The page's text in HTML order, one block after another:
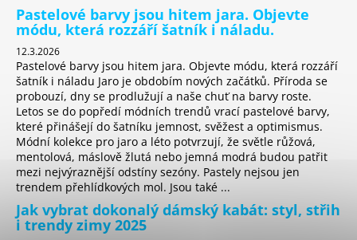
Pastelové barvy jsou hitem jara. Objevte
módu, která rozzáří šatník i náladu.
12.3.2026
Pastelové barvy jsou hitem jara. Objevte módu, která rozzáří
šatník i náladu Jaro je obdobím nových začátků. Příroda se
probouzí, dny se prodlužují a naše chuť na barvy roste.
Letos se do popředí módních trendů vrací pastelové barvy,
které přinášejí do šatníku jemnost, svěžest a optimismus.
Módní kolekce pro jaro a léto potvrzují, že světle růžová,
mentolová, máslově žlutá nebo jemná modrá budou patřit
mezi nejvýraznější odstíny sezóny. Pastely nejsou jen
trendem přehlídkových mol. Jsou také ...
Jak vybrat dokonalý dámský kabát: styl, střih
i trendy zimy 2025